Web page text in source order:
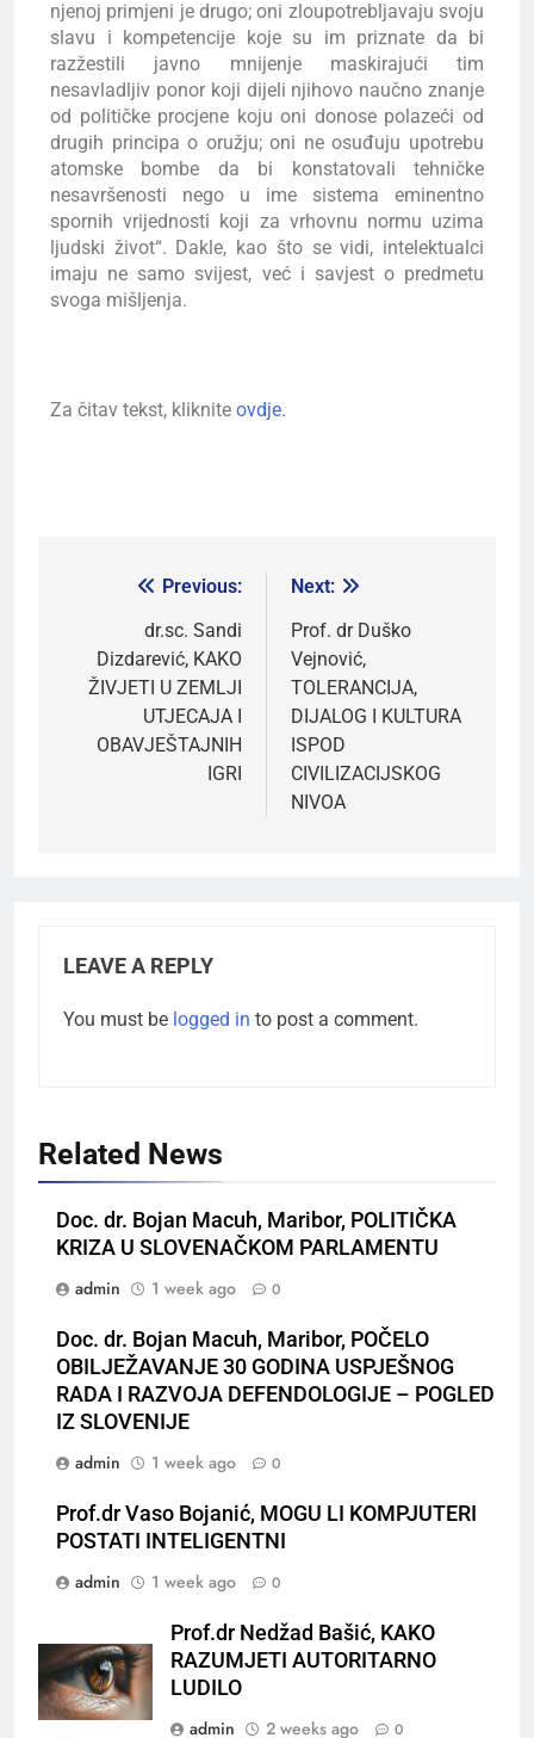
njenoj primjeni je drugo; oni zloupotrebljavaju svoju
slavu i kompetencije koje su im priznate da bi
razžestili javno mnijenje maskirajući tim
nesavladljiv ponor koji dijeli njihovo naučno znanje
od političke procjene koju oni donose polazeći od
drugih principa o oružju; oni ne osuđuju upotrebu
atomske bombe da bi konstatovali tehničke
nesavršenosti nego u ime sistema eminentno
spornih vrijednosti koji za vrhovnu normu uzima
ljudski život“. Dakle, kao što se vidi, intelektualci
imaju ne samo svijest, već i savjest o predmetu
svoga mišljenja.
Za čitav tekst, kliknite ovdje.
Previous:
dr.sc. Sandi
Dizdarević, KAKO
ŽIVJETI U ZEMLJI
UTJECAJA I
OBAVJEŠTAJNIH
IGRI
Next:
Prof. dr Duško
Vejnović,
TOLERANCIJA,
DIJALOG I KULTURA
ISPOD
CIVILIZACIJSKOG
NIVOA
LEAVE A REPLY
You must be logged in to post a comment.
Related News
Doc. dr. Bojan Macuh, Maribor, POLITIČKA
KRIZA U SLOVENAČKOM PARLAMENTU
admin
1 week ago 0
Doc. dr. Bojan Macuh, Maribor, POČELO
OBILJEŽAVANJE 30 GODINA USPJEŠNOG
RADA I RAZVOJA DEFENDOLOGIJE – POGLED
IZ SLOVENIJE
admin
1 week ago 0
Prof.dr Vaso Bojanić, MOGU LI KOMPJUTERI
POSTATI INTELIGENTNI
admin
1 week ago 0
Prof.dr Nedžad Bašić, KAKO
RAZUMJETI AUTORITARNO
LUDILO
admin
2 weeks ago 0